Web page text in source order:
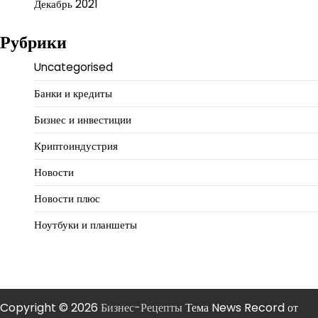
Декабрь 2021
Рубрики
Uncategorised
Банки и кредиты
Бизнес и инвестиции
Криптоиндустрия
Новости
Новости плюс
Ноутбуки и планшеты
Copyright © 2026 Бизнес-РецептыТема News Record от